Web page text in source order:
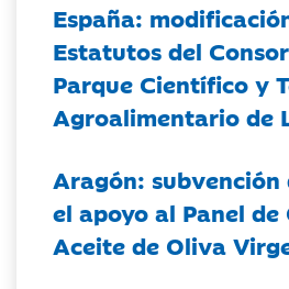
España:
Estatutos del
Parque Científico y
Agroalimentario de
Aragón:
el apoyo al Panel de
Aceite de Oliva